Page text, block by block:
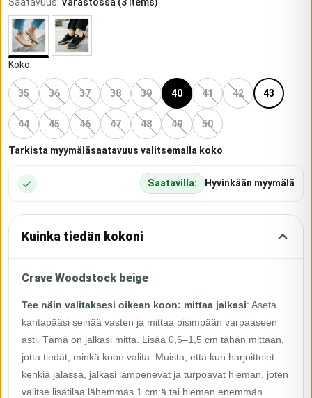
Koko:
35 36 37 38 39 40 41 42 43
44 45 46 47 48 49 50
Tarkista myymäläsaatavuus valitsemalla koko
Saatavilla: Hyvinkään myymälä
Kuinka tiedän kokoni
Crave Woodstock beige
Tee näin valitaksesi oikean koon: mittaa jalkasi: Aseta
kantapääsi seinää vasten ja mittaa pisimpään varpaaseen
asti. Tämä on jalkasi mitta. Lisää 0,6–1,5 cm tähän mittaan,
jotta tiedät, minkä koon valita. Muista, että kun harjoittelet
kenkiä jalassa, jalkasi lämpenevät ja turpoavat hieman, joten
valitse lisätilaa lähemmäs 1 cm:ä tai hieman enemmän.